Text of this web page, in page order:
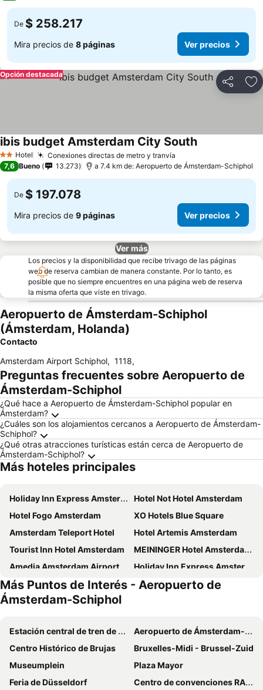
De $ 258.217
Mira precios de 8 páginas Ver precios
Compartir
Opción destacada
2 Estrellas
Hotel Conexiones directas de metro y tranvía
ibis budget Amsterdam City South
7,6 Bueno 13.273 a 7.4 km de: Aeropuerto de Ámsterdam-Schiphol
De $ 197.078
Mira precios de 9 páginas Ver precios
Ver más
Los precios y la disponibilidad que recibe trivago de las páginas
web de reserva cambian de manera constante. Por lo tanto, es
posible que no siempre encuentres en una página web de reserva
la misma oferta que viste en trivago.
Aeropuerto de Ámsterdam-Schiphol
(Ámsterdam, Holanda)
Contacto
Amsterdam Airport Schiphol, 1118,
Preguntas frecuentes sobre Aeropuerto de
Ámsterdam-Schiphol
¿Qué hace a Aeropuerto de Ámsterdam-Schiphol popular en
Ámsterdam?
¿Cuáles son los alojamientos cercanos a Aeropuerto de Ámsterdam-
Schiphol?
¿Qué otras atracciones turísticas están cerca de Aeropuerto de
Ámsterdam-Schiphol?
Más hoteles principales
Holiday Inn Express Amsterdam - North Riverside By Ihg
Hotel Not Hotel Amsterdam
Hotel Fogo Amsterdam
XO Hotels Blue Square
Amsterdam Teleport Hotel
Hotel Artemis Amsterdam
Tourist Inn Hotel Amsterdam
MEININGER Hotel Amsterdam City West
Amedia Amsterdam Airport, Trademark Collection By Wyndham
Holiday Inn Express Amsterdam - Arena Towers by IHG
Hotel Levell
Westlake Hotels Amsterdam
Quentin Arrive Hotel
Bunk Hotel Amsterdam
Sheraton Amsterdam Airport Hotel and Conference Center
CityHub Amsterdam
Mövenpick Hotel Amsterdam City Centre
XO Hotels Couture
Jaz in the City Amsterdam
De Bedstee Boutique Capsules
Volkshotel
Más Puntos de Interés - Aeropuerto de
Ámsterdam-Schiphol
Estación central de tren de Ámsterdam
Aeropuerto de Ámsterdam-Schiphol
Centro Histórico de Brujas
Bruxelles-Midi - Brussel-Zuid
Museumplein
Plaza Mayor
Feria de Düsseldorf
Centro de convenciones RAI Amsterdam